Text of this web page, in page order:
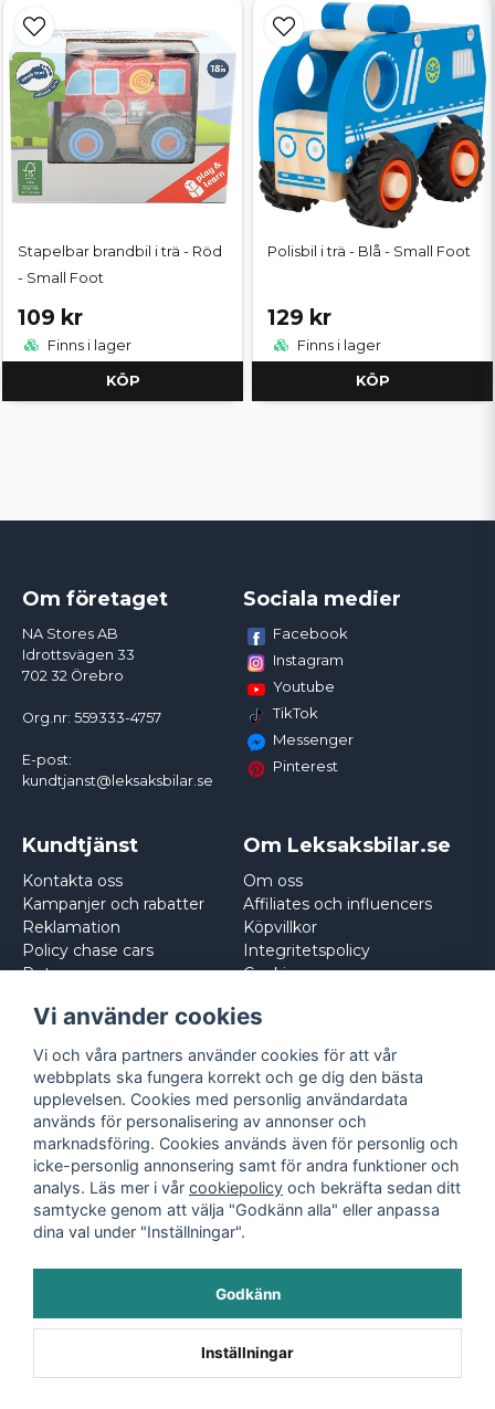
Stapelbar brandbil i trä - Röd
- Small Foot
109 kr
Finns i lager
KÖP
Polisbil i trä - Blå - Small Foot
129 kr
Finns i lager
KÖP
Om företaget
NA Stores AB
Idrottsvägen 33
702 32 Örebro
Org.nr: 559333-4757
E-post:
kundtjanst@leksaksbilar.se
Sociala medier
Facebook
Instagram
Youtube
TikTok
Messenger
Pinterest
Kundtjänst
Kontakta oss
Kampanjer och rabatter
Reklamation
Policy chase cars
Returnera
Om Leksaksbilar.se
Om oss
Affiliates och influencers
Köpvillkor
Integritetspolicy
Cookies
Vi använder cookies
Vi och våra partners använder cookies för att vår
webbplats ska fungera korrekt och ge dig den bästa
upplevelsen. Cookies med personlig användardata
används för personalisering av annonser och
marknadsföring. Cookies används även för personlig och
icke-personlig annonsering samt för andra funktioner och
analys. Läs mer i vår cookiepolicy och bekräfta sedan ditt
samtycke genom att välja "Godkänn alla" eller anpassa
dina val under "Inställningar".
Godkänn
Inställningar